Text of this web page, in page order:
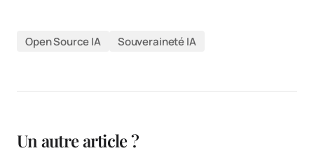
Open Source IA Souveraineté IA
Un autre article ?